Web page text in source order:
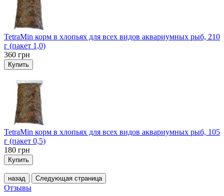
TetraMin корм в хлопьях для всех видов аквариумных рыб, 210
г (пакет 1,0)
360 грн
Купить
TetraMin корм в хлопьях для всех видов аквариумных рыб, 105
г (пакет 0,5)
180 грн
Купить
назад Следующая страница
Отзывы